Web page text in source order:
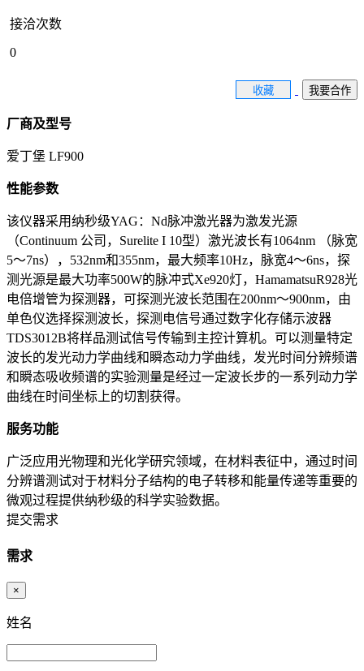
接洽次数
0
收藏 我要合作
厂商及型号
爱丁堡 LF900
性能参数
该仪器采用纳秒级YAG：Nd脉冲激光器为激发光源
（Continuum 公司，Surelite I 10型）激光波长有1064nm （脉宽
5～7ns），532nm和355nm，最大频率10Hz，脉宽4～6ns，探
测光源是最大功率500W的脉冲式Xe920灯，HamamatsuR928光
电倍增管为探测器，可探测光波长范围在200nm～900nm，由
单色仪选择探测波长，探测电信号通过数字化存储示波器
TDS3012B将样品测试信号传输到主控计算机。可以测量特定
波长的发光动力学曲线和瞬态动力学曲线，发光时间分辨频谱
和瞬态吸收频谱的实验测量是经过一定波长步的一系列动力学
曲线在时间坐标上的切割获得。
服务功能
广泛应用光物理和光化学研究领域，在材料表征中，通过时间
分辨谱测试对于材料分子结构的电子转移和能量传递等重要的
微观过程提供纳秒级的科学实验数据。
提交需求
需求
×
姓名